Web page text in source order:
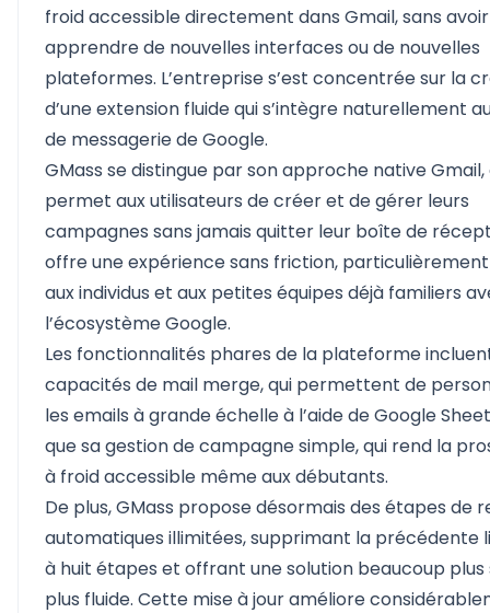
froid accessible directement dans Gmail, sans
apprendre de nouvelles interfaces ou de nouvelles
plateformes. L’entreprise s’est concentrée sur la
d’une extension fluide qui s’intègre naturellement
de messagerie de Google.
GMass se distingue par son approche native Gmail,
permet aux utilisateurs de créer et de gérer leurs
campagnes sans jamais quitter leur boîte de
offre une expérience sans friction,
aux individus et aux petites équipes déjà familiers
l’écosystème Google.
Les fonctionnalités phares de la plateforme
capacités de mail merge, qui permettent de
les emails à grande échelle à l’aide de Google
que sa gestion de campagne simple, qui rend la
à froid accessible même aux débutants.
De plus, GMass propose désormais des étapes de
automatiques illimitées, supprimant la précédente
à huit étapes et offrant une solution beaucoup
plus fluide. Cette mise à jour améliore